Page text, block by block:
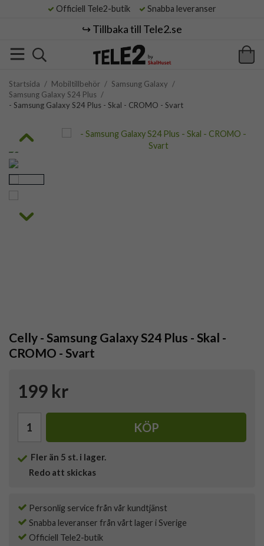
Officiell Tele2-butik Snabba leveranser
↪️ Tillbaka till Tele2.se
Startsida / Mobiltillbehör / Samsung Galaxy /
Samsung Galaxy S24 Plus /
- Samsung Galaxy S24 Plus - Skal - CROMO - Svart
Celly - Samsung Galaxy S24 Plus - Skal -
CROMO - Svart
199 kr
KÖP
Fler än 5 st. i lager.
Redo att skickas
Personlig service från vår kundtjänst
Snabba leveranser från vårt lager i Sverige
Officiell Tele2-butik